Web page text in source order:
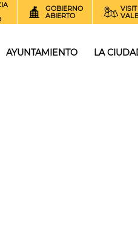
GOBIERNO
ABIERTO
VISIT
AYUNTAMIENTO LA